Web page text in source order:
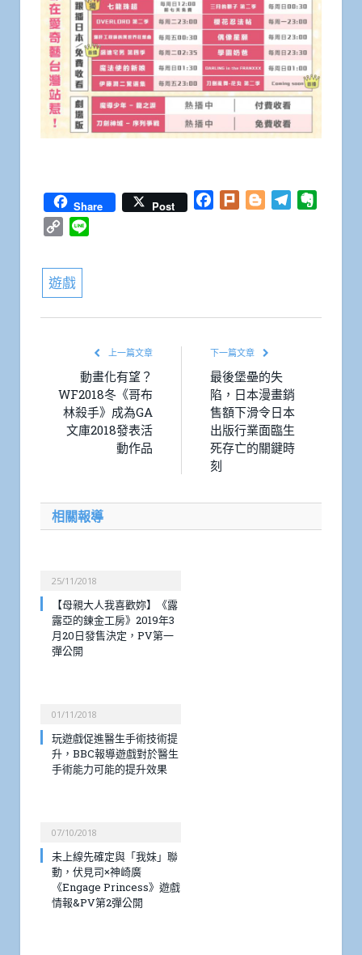
Share Post Facebook
Plurk BloggerTelegram
Copy
遊戲
上一篇文章
動畫化有望？
WF2018冬《哥布
林殺手》成為GA
文庫2018發表活
動作品
下一篇文章
最後堡壘的失
陷，日本漫畫銷
售額下滑令日本
出版行業面臨生
死存亡的關鍵時
刻
相關報導
25/11/2018
【母親大人我喜歡妳】《露
露亞的鍊金工房》2019年3
月20日發售決定，PV第一
彈公開
01/11/2018
玩遊戲促進醫生手術技術提
升，BBC報導遊戲對於醫生
手術能力可能的提升效果
07/10/2018
未上線先確定與「我妹」聯
動，伏見司×神崎廣
《Engage Princess》遊戲
情報&PV第2彈公開